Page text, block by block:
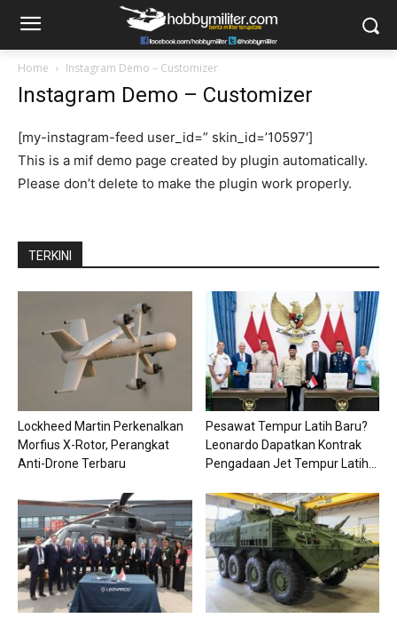
Home Instagram Demo – Customizer
Instagram Demo – Customizer
[my-instagram-feed user_id=” skin_id=’10597′]
This is a mif demo page created by plugin automatically.
Please don’t delete to make the plugin work properly.
TERKINI
Lockheed Martin Perkenalkan
Morfius X-Rotor, Perangkat
Anti-Drone Terbaru
Pesawat Tempur Latih Baru?
Leonardo Dapatkan Kontrak
Pengadaan Jet Tempur Latih...